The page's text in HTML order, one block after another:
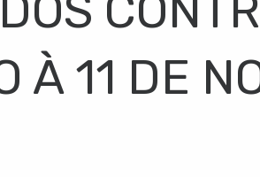
À 11 DE